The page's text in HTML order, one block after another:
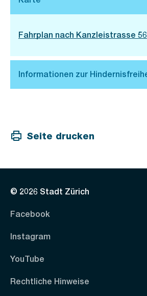
Stadtplan 3D
Externer
Fahrplan nach Kanzleistrasse 56
Seite drucken
© 2026 Stadt Zürich
Facebook
Instagram
YouTube
Rechtliche Hinweise